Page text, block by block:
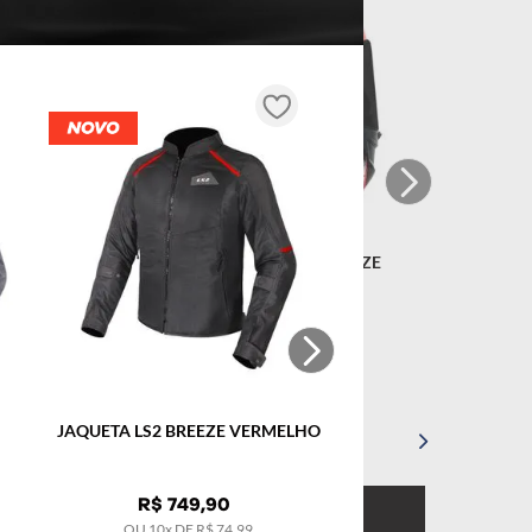
JAQUETA LS2 BREEZE VERMELHO
R$ 749,90
CAPACETE LS2 CLASSIC DRAZE
VERMELHO
R$ 799, 90
10x DE 79,99
62/XL
COMPRAR